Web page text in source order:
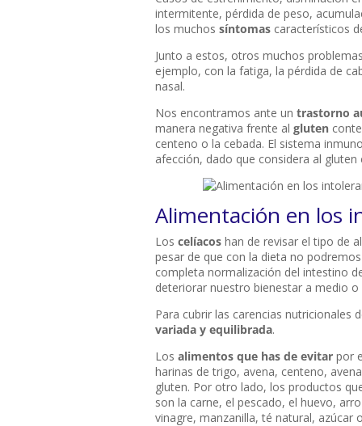
intermitente, pérdida de peso,
los muchos síntomas característicos
Junto a estos, otros muchos
ejemplo, con la fatiga, la pérdida de
nasal.
Nos encontramos ante un trastorno
manera negativa frente al gluten
centeno o la cebada. El sistema
afección, dado que considera al
Alimentación en los
Los celíacos han de revisar el tipo de
pesar de que con la dieta no
completa normalización del intestino
deteriorar nuestro bienestar a medio o
Para cubrir las carencias
variada y equilibrada.
Los alimentos que has de evitar por
harinas de trigo, avena, centeno,
gluten. Por otro lado, los productos
son la carne, el pescado, el huevo,
vinagre, manzanilla, té natural, azúcar